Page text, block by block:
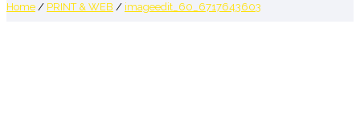
Home / PRINT & WEB / imageedit_60_6717643603